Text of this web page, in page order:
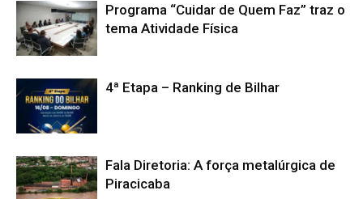
Programa “Cuidar de Quem Faz” traz o
tema Atividade Física
4ª Etapa – Ranking de Bilhar
Fala Diretoria: A força metalúrgica de
Piracicaba